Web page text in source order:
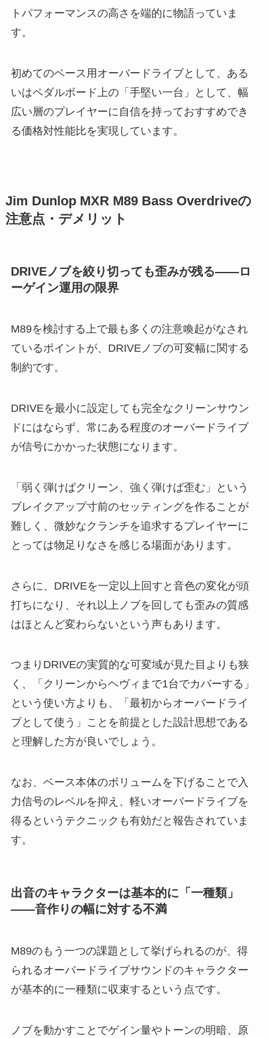
トパフォーマンスの高さを端的に物語っていま
す。
初めてのベース用オーバードライブとして、ある
いはペダルボード上の「手堅い一台」として、幅
広い層のプレイヤーに自信を持っておすすめでき
る価格対性能比を実現しています。
Jim Dunlop MXR M89 Bass Overdriveの
注意点・デメリット
DRIVEノブを絞り切っても歪みが残る——ロ
ーゲイン運用の限界
M89を検討する上で最も多くの注意喚起がなされ
ているポイントが、DRIVEノブの可変幅に関する
制約です。
DRIVEを最小に設定しても完全なクリーンサウン
ドにはならず、常にある程度のオーバードライブ
が信号にかかった状態になります。
「弱く弾けばクリーン、強く弾けば歪む」という
ブレイクアップ寸前のセッティングを作ることが
難しく、微妙なクランチを追求するプレイヤーに
とっては物足りなさを感じる場面があります。
さらに、DRIVEを一定以上回すと音色の変化が頭
打ちになり、それ以上ノブを回しても歪みの質感
はほとんど変わらないという声もあります。
つまりDRIVEの実質的な可変域が見た目よりも狭
く、「クリーンからヘヴィまで1台でカバーする」
という使い方よりも、「最初からオーバードライ
ブとして使う」ことを前提とした設計思想である
と理解した方が良いでしょう。
なお、ベース本体のボリュームを下げることで入
力信号のレベルを抑え、軽いオーバードライブを
得るというテクニックも有効だと報告されていま
す。
出音のキャラクターは基本的に「一種類」
——音作りの幅に対する不満
M89のもう一つの課題として挙げられるのが、得
られるオーバードライブサウンドのキャラクター
が基本的に一種類に収束するという点です。
ノブを動かすことでゲイン量やトーンの明暗、原